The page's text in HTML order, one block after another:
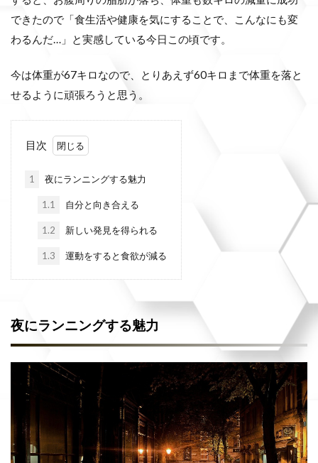
できたので「食生活や健康を気にすることで、こんなにも変
わるんだ…」と実感している今日この頃です。
今は体重が67キロなので、とりあえず60キロまで体重を落と
せるように頑張ろうと思う。
目次
1 夜にランニングする魅力
1.1 自分と向き合える
1.2 新しい発見を得られる
1.3 運動をすると食欲が減る
夜にランニングする魅力